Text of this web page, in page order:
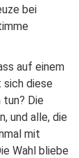
bei
auf einem
diese
Die
und alle, die
mit
Wahl bliebe